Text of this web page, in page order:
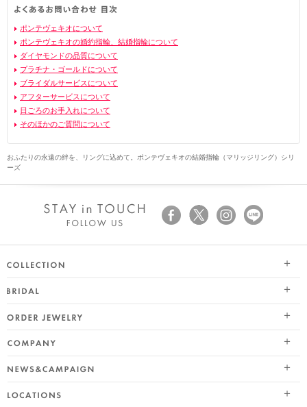
ポンテヴェキオについて
ポンテヴェキオの婚約指輪、結婚指輪について
ダイヤモンドの品質について
プラチナ・ゴールドについて
ブライダルサービスについて
アフターサービスについて
日ごろのお手入れについて
そのほかのご質問について
おふたりの永遠の絆を、リングに込めて。ポンテヴェキオの結婚指輪（マリッジリング）シリ
ーズ
SEASON COLLECTION（シーズンコレクション）
ETERNO FAMILY（エテルノ・ファミリー）
PURE PLATINUM 999（ピュアプラチナ999）
LIMITED COLLECTION（リミテッドコレクション）
ブライダル トップ
婚約指輪（エンゲージリング）
結婚指輪（マリッジリング）
レイヤード特集
オーダージュエリー
会社情報 トップ
ブランドスローガン
ニュース&キャンペーン